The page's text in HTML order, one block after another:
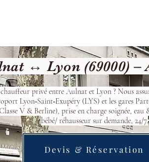
↔ Lyon (69000) –
chauffeur privé entre Aulnat et Lyon ? Nous
Lyon‑Saint‑Exupéry (LYS) et les gares
V & Berline), prise en charge soignée, eau
bébé/ réhausseur sur demande, 24/7.
Devis & Réservation